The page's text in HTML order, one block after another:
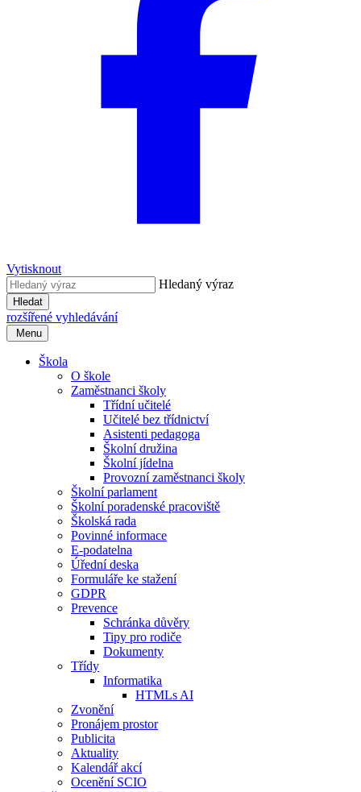
Vytisknout
Hledaný výraz
Hledat
rozšířené vyhledávání
Menu
Škola
O škole
Zaměstnanci školy
Třídní učitelé
Učitelé bez třídnictví
Asistenti pedagoga
Školní družina
Školní jídelna
Provozní zaměstnanci školy
Školní parlament
Školní poradenské pracoviště
Školská rada
Povinné informace
E-podatelna
Úřední deska
Formuláře ke stažení
GDPR
Prevence
Schránka důvěry
Tipy pro rodiče
Dokumenty
Třídy
Informatika
HTMLs AI
Zvonění
Pronájem prostor
Publicita
Aktuality
Kalendář akcí
Ocenění SCIO